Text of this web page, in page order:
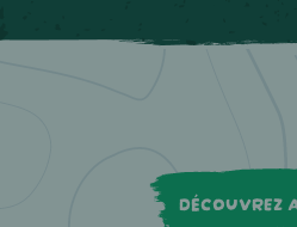
DÉCOUVREZ